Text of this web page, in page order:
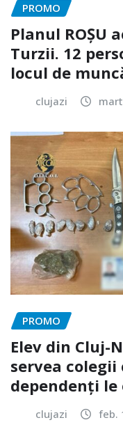
PROMO
Planul ROȘU
Turzii. 12
locul de
clujazi
PROMO
Elev din Cluj-
servea
dependenți le
clujazi feb.